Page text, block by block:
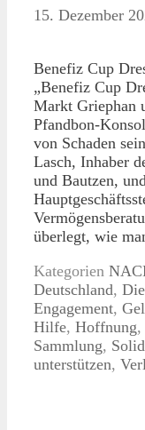
15. Dezember
Benefiz Cup
„Benefiz Cup
Markt Griephan
Pfandbon-
von Schaden
Lasch, Inhaber
und Bautzen,
überlegt, wie
Kategorien
Deutschland,
Engagement,
Hilfe, Hoffnung,
Sammlung,
unterstützen,